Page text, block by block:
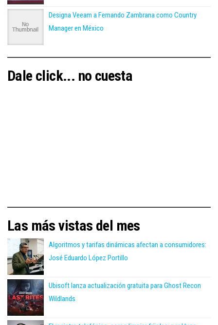
Designa Veeam a Fernando Zambrana como Country
Manager en México
Dale click... no cuesta
Las más vistas del mes
Algoritmos y tarifas dinámicas afectan a consumidores:
José Eduardo López Portillo
Ubisoft lanza actualización gratuita para Ghost Recon
Wildlands